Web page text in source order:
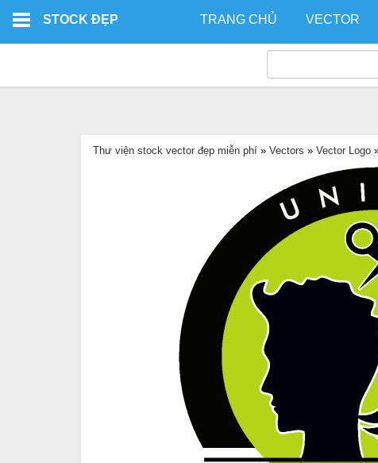
STOCK ĐẸP TRANG CHỦ VECTOR
Thư viện stock vector đẹp miễn phí » Vectors » Vector Logo